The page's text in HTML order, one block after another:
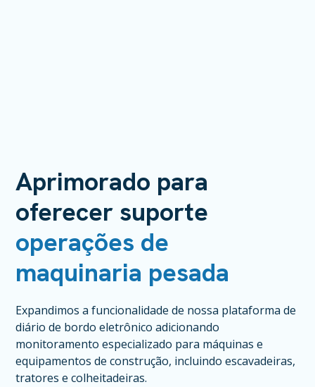
Aprimorado para
oferecer suporte
operações de
maquinaria pesada
Expandimos a funcionalidade de nossa plataforma de
diário de bordo eletrônico adicionando
monitoramento especializado para máquinas e
equipamentos de construção, incluindo escavadeiras,
tratores e colheitadeiras.